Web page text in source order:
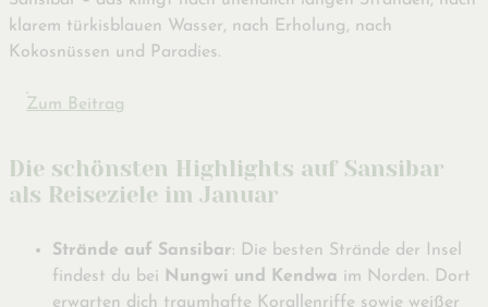
klarem türkisblauen Wasser, nach Erholung, nach
Kokosnüssen und Paradies.
Zum Beitrag
Die schönsten Highlights auf Sansibar
als Reiseziele im Januar
Strände auf Sansibar: Die besten Strände der Insel
findest du bei
Nungwi und Kendwa im Norden. Dort
erwarten dich traumhafte Korallenriffe sowie weißer